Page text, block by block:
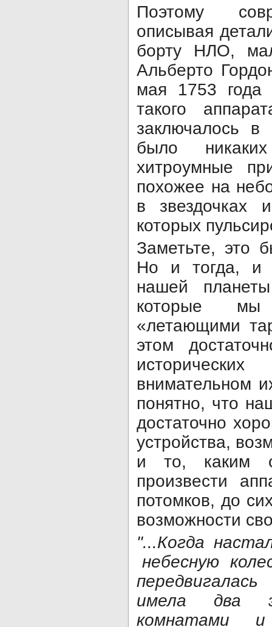
Поэтому
описывая
борту НЛО,
Альберто
мая 1753 года
такого
заключалось
было
хитроумные
похожее на
в звездочках
которых
Заметьте, это
Но и тогда, и
нашей
которые мы
«летающими
этом
внимательном
понятно, что
достаточно
устройства,
и то, каким
произвести
потомков, до
возможности
"...Когда
небесную
имела два
комнатами